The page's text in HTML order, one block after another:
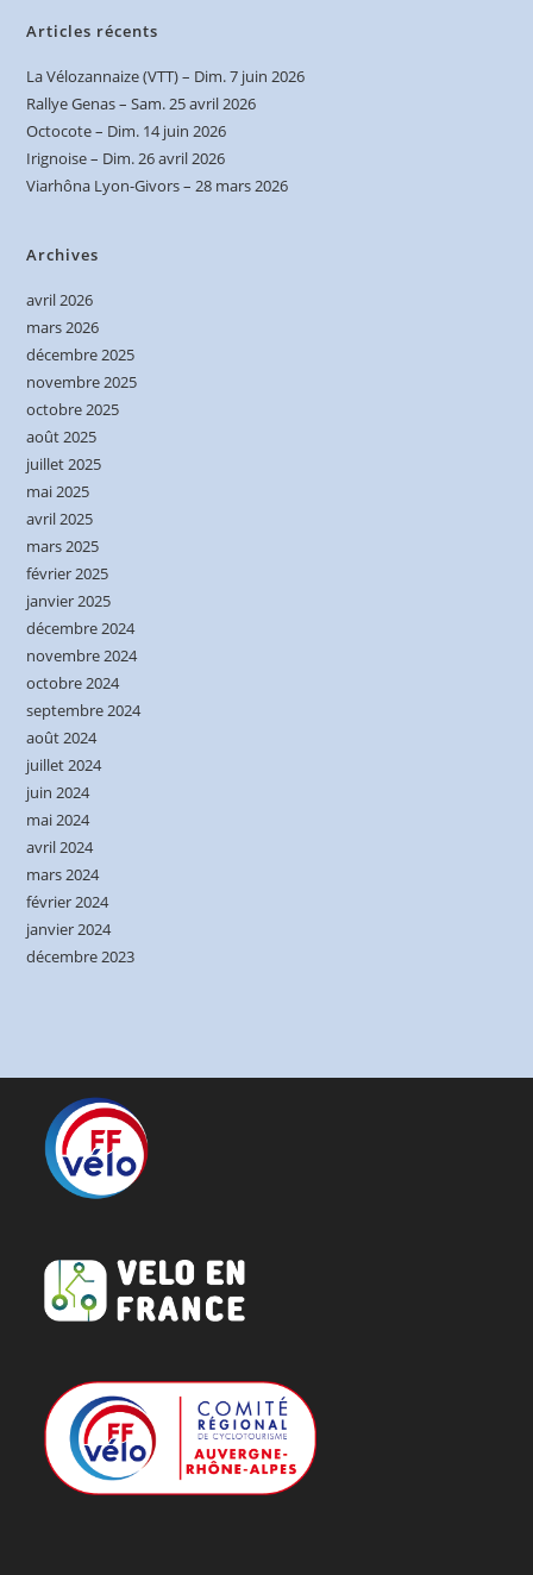
Articles récents
La Vélozannaize (VTT) – Dim. 7 juin 2026
Rallye Genas – Sam. 25 avril 2026
Octocote – Dim. 14 juin 2026
Irignoise – Dim. 26 avril 2026
Viarhôna Lyon-Givors – 28 mars 2026
Archives
avril 2026
mars 2026
décembre 2025
novembre 2025
octobre 2025
août 2025
juillet 2025
mai 2025
avril 2025
mars 2025
février 2025
janvier 2025
décembre 2024
novembre 2024
octobre 2024
septembre 2024
août 2024
juillet 2024
juin 2024
mai 2024
avril 2024
mars 2024
février 2024
janvier 2024
décembre 2023